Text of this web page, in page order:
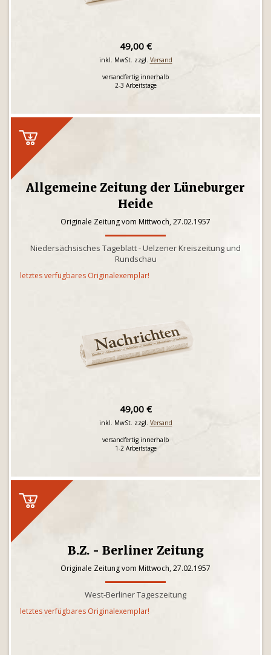
49,00 €
inkl. MwSt. zzgl. Versand
versandfertig innerhalb
2-3 Arbeitstage
Allgemeine Zeitung der Lüneburger
Heide
Originale Zeitung vom Mittwoch, 27.02.1957
Niedersächsisches Tageblatt - Uelzener Kreiszeitung und
Rundschau
letztes verfügbares Originalexemplar!
49,00 €
inkl. MwSt. zzgl. Versand
versandfertig innerhalb
1-2 Arbeitstage
B.Z. - Berliner Zeitung
Originale Zeitung vom Mittwoch, 27.02.1957
West-Berliner Tageszeitung
letztes verfügbares Originalexemplar!